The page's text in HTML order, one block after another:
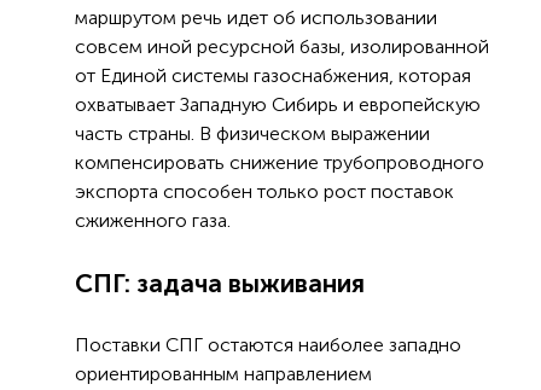
маршрутом речь идет об использовании
совсем иной ресурсной базы, изолированной
от Единой системы газоснабжения, которая
охватывает Западную Сибирь и европейскую
часть страны. В физическом выражении
компенсировать снижение трубопроводного
экспорта способен только рост поставок
сжиженного газа.
СПГ: задача выживания
Поставки СПГ остаются наиболее западно
ориентированным направлением